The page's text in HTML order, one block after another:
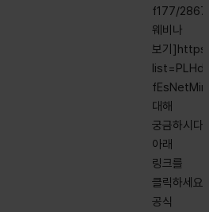
f177/
웨비나
보기
대해
궁금하시다
아래
링크를
클릭하세요
공식